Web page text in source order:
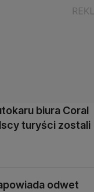
biura Coral
turyści zostali
odwet